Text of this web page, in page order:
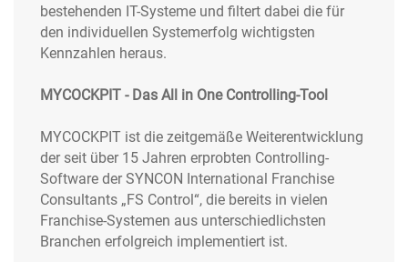
bestehenden IT-Systeme und filtert dabei die für
den individuellen Systemerfolg wichtigsten
Kennzahlen heraus.
MYCOCKPIT - Das All in One Controlling-Tool
MYCOCKPIT ist die zeitgemäße Weiterentwicklung
der seit über 15 Jahren erprobten Controlling-
Software der SYNCON International Franchise
Consultants „FS Control“, die bereits in vielen
Franchise-Systemen aus unterschiedlichsten
Branchen erfolgreich implementiert ist.